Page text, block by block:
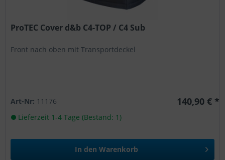
ProTEC Cover d&b C4-TOP / C4 Sub
Front nach oben mit Transportdeckel
Art-Nr: 11176 140,90 € *
Lieferzeit 1-4 Tage (Bestand: 1)
In den Warenkorb